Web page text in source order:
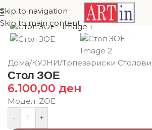
Skip to navigation
Skip to main content
Дома/КУЈНИ/Трпезариски Столови
Стол ЗОЕ
6.100,00 ден
Модел: ZOE
-
+